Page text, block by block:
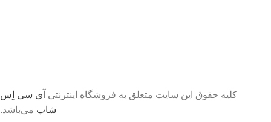
کلیه حقوق این سایت متعلق به فروشگاه اینترنتی آ ی سی اِس
شاپ می‌باشد.